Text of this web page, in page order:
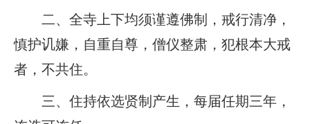
二、全寺上下均须谨遵佛制，戒行清净，
慎护讥嫌，自重自尊，僧仪整肃，犯根本大戒
者，不共住。
三、住持依选贤制产生，每届任期三年，